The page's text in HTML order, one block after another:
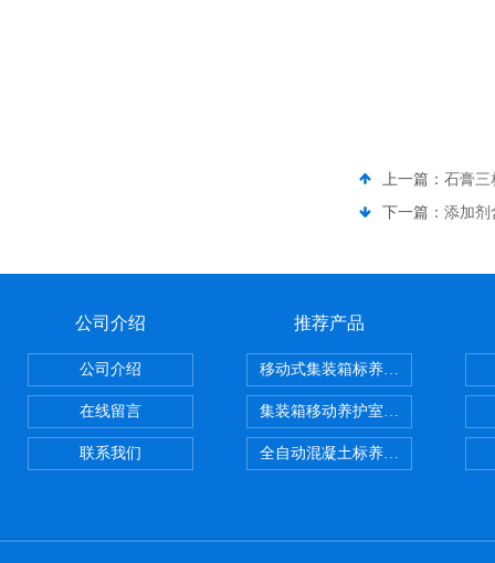
上一篇： 石膏三
下一篇： 添加剂
公司介绍
公司介绍
在线留言
联系我们
推荐产品
移动式集装箱标养室 养护室设备
集装箱移动养护室 标养室
全自动混凝土标养室恒温恒湿设备